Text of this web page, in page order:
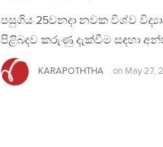
පසුගිය 25වනදා නවක විශ්ව
පිළිබදව කරුණු දැක්වීම සඳහා
KARAPOTHTHA on May 27,